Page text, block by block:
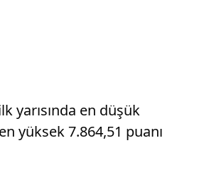
yarısında en düşük
yüksek 7.864,51 puanı